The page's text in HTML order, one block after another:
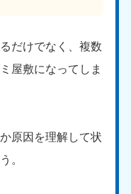
だけでなく、複数
屋敷になってしま
原因を理解して状
。